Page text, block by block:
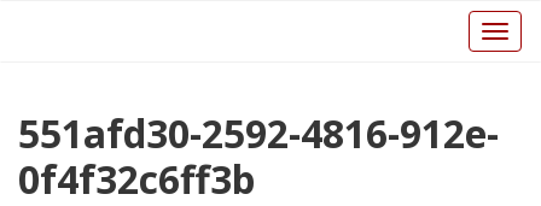
Вкл/
Выкл
551afd30-2592-4816-912e-
0f4f32c6ff3b